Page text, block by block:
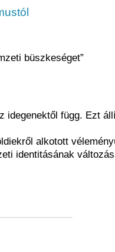
büszkeséget”
idegenektől függ. Ezt
alkotott
identitásának